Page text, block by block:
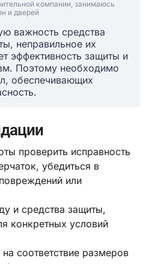
компании, занимаюсь
и дверей
важность средства
неправильное их
эффективность защиты и
Поэтому необходимо
обеспечивающих
проверить исправность
убедиться в
или
и средства защиты,
конкретных условий
соответствие размеров